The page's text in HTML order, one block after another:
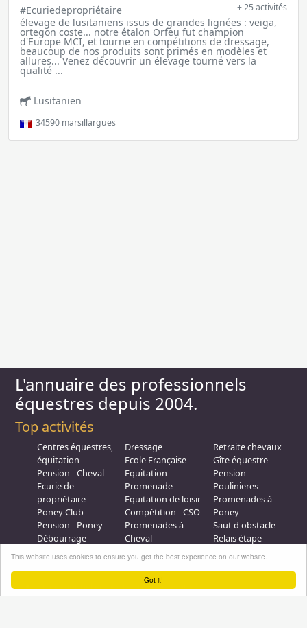
Got it!
This website uses cookies to ensure you get the best experience on our website.
#Ecuriedepropriétaire + 25 activités
élevage de lusitaniens issus de grandes lignées : veiga,
ortegon coste... notre étalon Orfeu fut champion
d'Europe MCI, et tourne en compétitions de dressage,
beaucoup de nos produits sont primés en modèles et
allures... Venez découvrir un élevage tourné vers la
qualité ...
Lusitanien
34590 marsillargues
L'annuaire des professionnels
équestres depuis 2004.
Top activités
Centres équestres,
équitation
Pension - Cheval
Ecurie de
propriétaire
Poney Club
Pension - Poney
Débourrage
Dressage
Ecole Française
Equitation
Promenade
Equitation de loisir
Compétition - CSO
Promenades à
Cheval
Galops - Equitation
Retraite chevaux
Gîte équestre
Pension -
Poulinieres
Promenades à
Poney
Saut d obstacle
Relais étape
Professionnel équestre, Inscrivez-vous !
Nous contacter